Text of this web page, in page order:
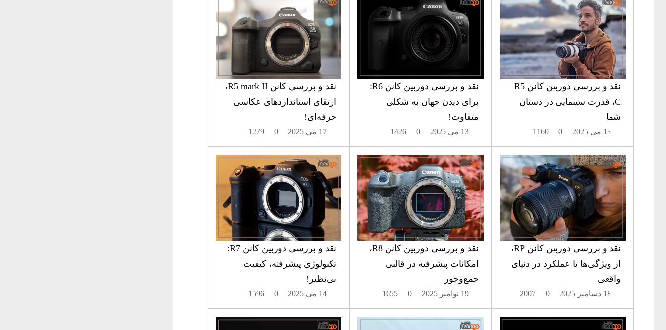
نقد و بررسی دوربین کانن R5
C، قدرت سینمایی در دستان
شما
13 می 2025 0
1160
نقد و بررسی دوربین کانن R6:
برای دیدن جهان به شکلی
متفاوت!
13 می 2025 0
1426
نقد و بررسی کانن R5 mark II،
ارتقای استانداردهای عکاسی
حرفه‌ای!
17 می 2025 0
1279
نقد و بررسی دوربین کانن RP،
از ویژگی‌ها تا عملکرد در دنیای
واقعی
18 دسامبر 2025 0
2007
نقد و بررسی دوربین کانن R8،
امکانات پیشرفته در قالبی
جمع‌وجور
19 نوامبر 2025 0
1655
نقد و بررسی دوربین کانن R7:
تکنولوژی پیشرفته، کیفیت
بی‌نظیر!
14 می 2025 0
1596